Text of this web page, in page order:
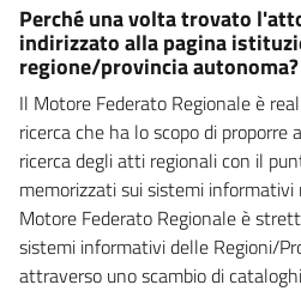
Perché una volta trovato
indirizzato alla pagina
regione/provincia autonoma?
Il Motore Federato Regionale è
ricerca che ha lo scopo di
ricerca degli atti regionali con il
memorizzati sui sistemi informativi
Motore Federato Regionale è
sistemi informativi delle Regioni/
attraverso uno scambio di